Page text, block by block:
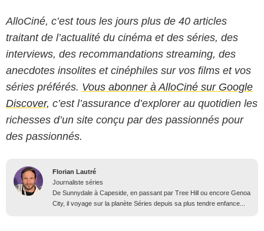
AlloCiné, c’est tous les jours plus de 40 articles
traitant de l’actualité du cinéma et des séries, des
interviews, des recommandations streaming, des
anecdotes insolites et cinéphiles sur vos films et vos
séries préférés. Vous abonner à AlloCiné sur Google
Discover, c’est l’assurance d’explorer au quotidien les
richesses d’un site conçu par des passionnés pour
des passionnés.
Florian Lautré
Journaliste séries
De Sunnydale à Capeside, en passant par Tree Hill ou encore Genoa
City, il voyage sur la planète Séries depuis sa plus tendre enfance...